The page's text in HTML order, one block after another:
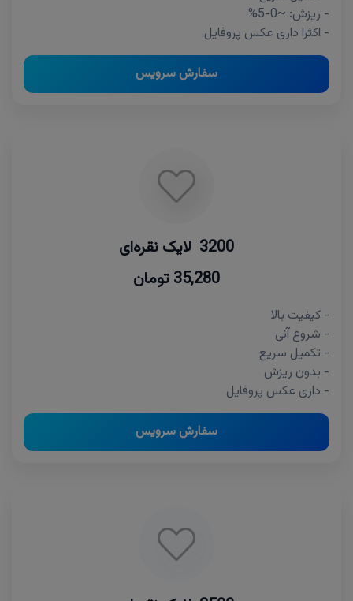
- ریزش: ~0-5%
- اکثرا داری عکس پروفایل
سفارش سرویس
3200 لایک نقره‌ای
35,280 تومان
- کیفیت بالا
- شروع آنی
- تکمیل سریع
- بدون ریزش
- داری عکس پروفایل
سفارش سرویس